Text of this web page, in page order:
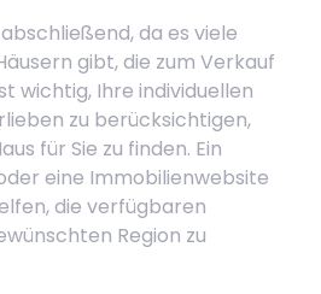
da es viele
gibt, die zum Verkauf
wichtig, Ihre individuellen
zu berücksichtigen,
für Sie zu finden. Ein
eine Immobilienwebsite
die verfügbaren
Region zu